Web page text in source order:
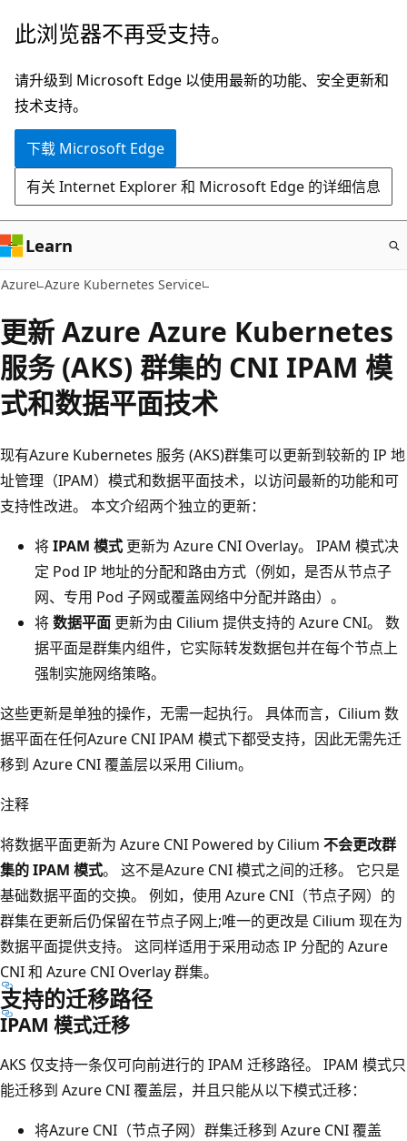
跳
主
要
内
此浏览器不再受支持。
请升级到 Microsoft Edge 以使用最新的功能、安全更新和
技术支持。
下载 Microsoft Edge
有关 Internet Explorer 和 Microsoft Edge 的详细信息
Learn
Azure Azure Kubernetes Service
更新 Azure Azure Kubernetes
服务 (AKS) 群集的 CNI IPAM 模
式和数据平面技术
现有Azure Kubernetes 服务 (AKS)群集可以更新到较新的 IP 地
址管理（IPAM）模式和数据平面技术，以访问最新的功能和可
支持性改进。 本文介绍两个独立的更新：
将IPAM 模式 更新为 Azure CNI Overlay。 IPAM 模式决
定 Pod IP 地址的分配和路由方式（例如，是否从节点子
网、专用 Pod 子网或覆盖网络中分配并路由）。
将数据平面 更新为由 Cilium 提供支持的 Azure CNI。 数
据平面是群集内组件，它实际转发数据包并在每个节点上
强制实施网络策略。
这些更新是单独的操作，无需一起执行。 具体而言，Cilium 数
据平面在任何Azure CNI IPAM 模式下都受支持，因此无需先迁
移到 Azure CNI 覆盖层以采用 Cilium。
注释
将数据平面更新为 Azure CNI Powered by Cilium 不会更改群
集的 IPAM 模式。 这不是Azure CNI 模式之间的迁移。 它只是
基础数据平面的交换。 例如，使用 Azure CNI（节点子网）的
群集在更新后仍保留在节点子网上;唯一的更改是 Cilium 现在为
数据平面提供支持。 这同样适用于采用动态 IP 分配的 Azure
CNI 和 Azure CNI Overlay 群集。
支持的迁移路径
IPAM 模式迁移
AKS 仅支持一条仅可向前进行的 IPAM 迁移路径。 IPAM 模式只
能迁移到 Azure CNI 覆盖层，并且只能从以下模式迁移：
将Azure CNI（节点子网）群集迁移到 Azure CNI 覆盖